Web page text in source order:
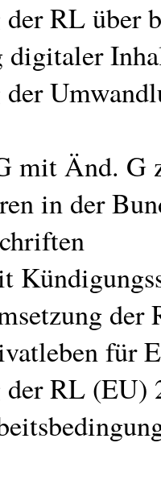
RL über
digitaler
der
mit Änd. G
in der
für
RL (EU)